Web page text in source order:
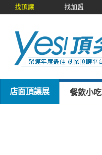
找頂讓 找加盟
店面頂讓展 餐飲小吃